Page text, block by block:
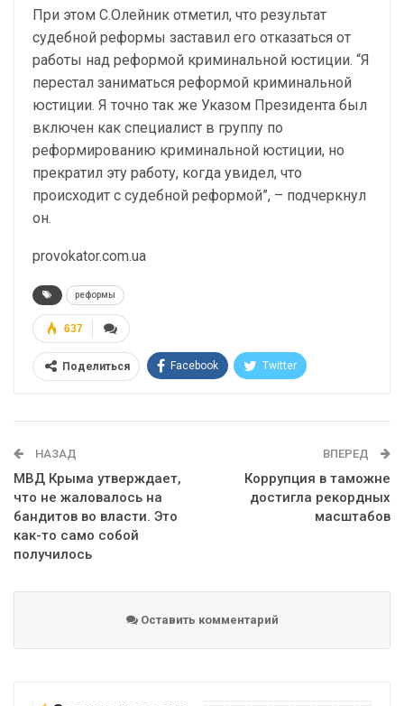
При этом С.Олейник отметил, что результат
судебной реформы заставил его отказаться от
работы над реформой криминальной юстиции. “Я
перестал заниматься реформой криминальной
юстиции. Я точно так же Указом Президента был
включен как специалист в группу по
реформированию криминальной юстиции, но
прекратил эту работу, когда увидел, что
происходит с судебной реформой”, – подчеркнул
он.
provokator.com.ua
реформы
637
Поделиться Facebook Twitter
НАЗАД
МВД Крыма утверждает,
что не жаловалось на
бандитов во власти. Это
как-то само собой
получилось
ВПЕРЕД
Коррупция в таможне
достигла рекордных
масштабов
Оставить комментарий